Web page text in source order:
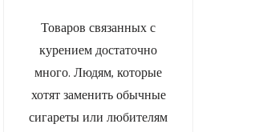
Товаров связанных с
курением достаточно
много. Людям, которые
хотят заменить обычные
сигареты или любителям